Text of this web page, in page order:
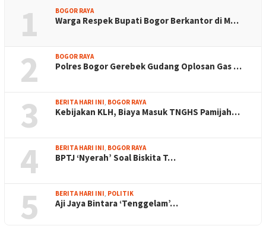
1 BOGOR RAYA
Warga Respek Bupati Bogor Berkantor di M…
2 BOGOR RAYA
Polres Bogor Gerebek Gudang Oplosan Gas …
3 BERITA HARI INI, BOGOR RAYA
Kebijakan KLH, Biaya Masuk TNGHS Pamijah…
4 BERITA HARI INI, BOGOR RAYA
BPTJ ‘Nyerah’ Soal Biskita T…
5 BERITA HARI INI, POLITIK
Aji Jaya Bintara ‘Tenggelam’…